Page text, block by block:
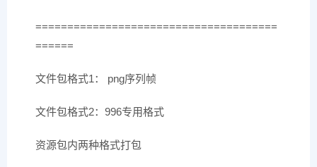
======================================
======
文件包格式1： png序列帧
文件包格式2：996专用格式
资源包内两种格式打包